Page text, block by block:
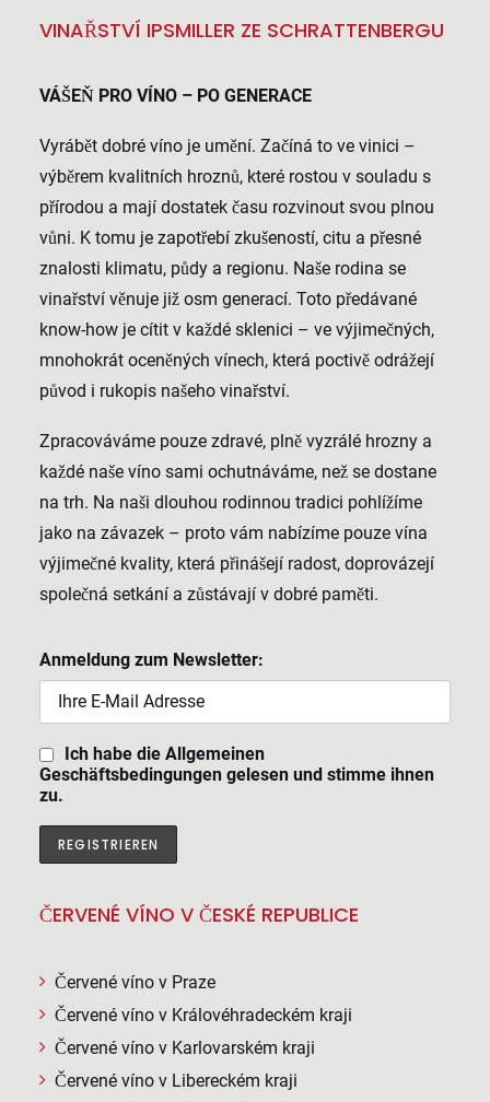
VINAŘSTVÍ IPSMILLER ZE SCHRATTENBERGU
VÁŠEŇ PRO VÍNO – PO GENERACE
Vyrábět dobré víno je umění. Začíná to ve vinici –
výběrem kvalitních hroznů, které rostou v souladu s
přírodou a mají dostatek času rozvinout svou plnou
vůni. K tomu je zapotřebí zkušeností, citu a přesné
znalosti klimatu, půdy a regionu. Naše rodina se
vinařství věnuje již osm generací. Toto předávané
know-how je cítit v každé sklenici – ve výjimečných,
mnohokrát oceněných vínech, která poctivě odrážejí
původ i rukopis našeho vinařství.
Zpracováváme pouze zdravé, plně vyzrálé hrozny a
každé naše víno sami ochutnáváme, než se dostane
na trh. Na naši dlouhou rodinnou tradici pohlížíme
jako na závazek – proto vám nabízíme pouze vína
výjimečné kvality, která přinášejí radost, doprovázejí
společná setkání a zůstávají v dobré paměti.
Anmeldung zum Newsletter:
Ich habe die Allgemeinen
Geschäftsbedingungen gelesen und stimme ihnen
zu.
ČERVENÉ VÍNO V ČESKÉ REPUBLICE
Červené víno v Praze
Červené víno v Královéhradeckém kraji
Červené víno v Karlovarském kraji
Červené víno v Libereckém kraji